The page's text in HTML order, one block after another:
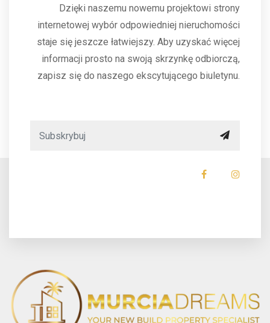
Dzięki naszemu nowemu projektowi strony
internetowej wybór odpowiedniej nieruchomości
staje się jeszcze łatwiejszy. Aby uzyskać więcej
informacji prosto na swoją skrzynkę odbiorczą,
zapisz się do naszego ekscytującego biuletynu.